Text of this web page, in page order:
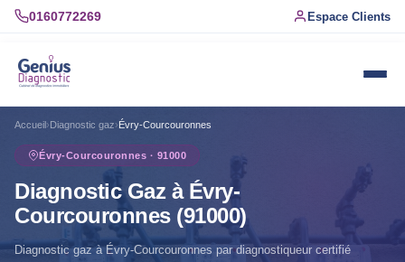
0160772269 Espace Clients
Accueil›Diagnostic gaz›Évry-Courcouronnes
Évry-Courcouronnes · 91000
Diagnostic Gaz à Évry-
Courcouronnes (91000)
Diagnostic gaz à Évry-Courcouronnes par diagnostiqueur certifié